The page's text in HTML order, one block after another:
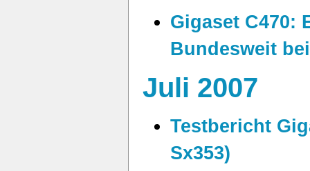
Gigaset C470:
Bundesweit
Juli 2007
Testbericht
Sx353)